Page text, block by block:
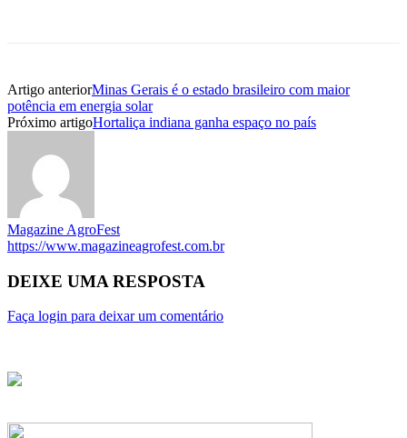
Artigo anteriorMinas Gerais é o estado brasileiro com maior
potência em energia solar
Próximo artigoHortaliça indiana ganha espaço no país
Magazine AgroFest
https://www.magazineagrofest.com.br
DEIXE UMA RESPOSTA
Faça login para deixar um comentário